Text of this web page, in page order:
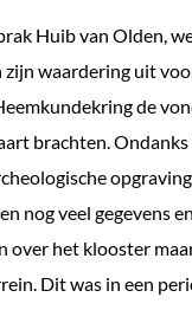
Huib van Olden,
zijn waardering uit
de
brachten.
nog veel gegevens
over het klooster
Dit was in een